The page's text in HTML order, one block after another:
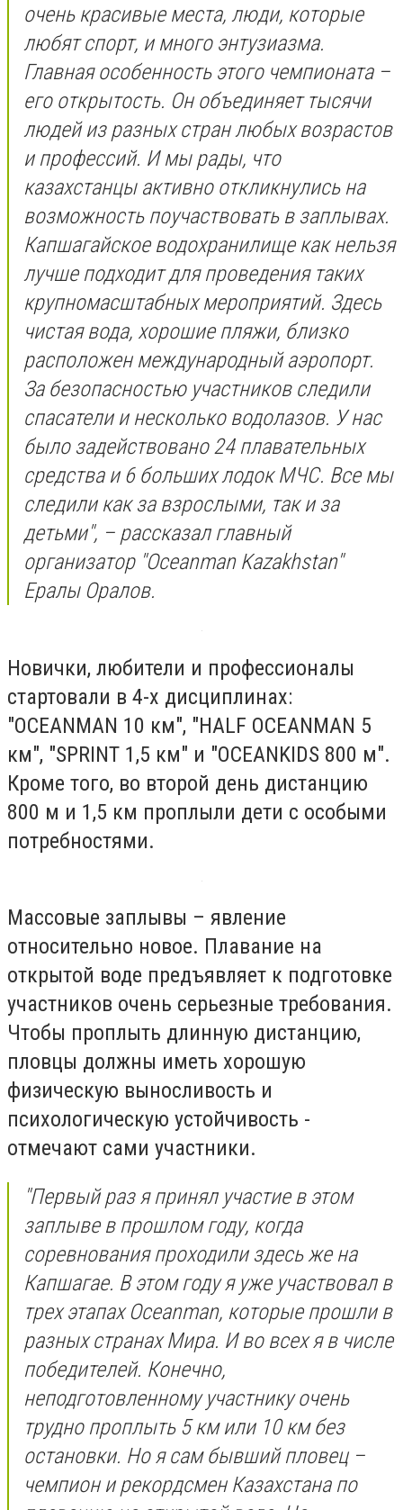
очень красивые места, люди, которые
любят спорт, и много энтузиазма.
Главная особенность этого чемпионата –
его открытость. Он объединяет тысячи
людей из разных стран любых возрастов
и профессий. И мы рады, что
казахстанцы активно откликнулись на
возможность поучаствовать в заплывах.
Капшагайское водохранилище как нельзя
лучше подходит для проведения таких
крупномасштабных мероприятий. Здесь
чистая вода, хорошие пляжи, близко
расположен международный аэропорт.
За безопасностью участников следили
спасатели и несколько водолазов. У нас
было задействовано 24 плавательных
средства и 6 больших лодок МЧС. Все мы
следили как за взрослыми, так и за
детьми", – рассказал главный
организатор "Oceanman Kazakhstan"
Ералы Оралов.
Новички, любители и профессионалы
стартовали в 4-х дисциплинах:
"OCEANMAN 10 км", "HALF OCEANMAN 5
км", "SPRINT 1,5 км" и "OCEANKIDS 800 м".
Кроме того, во второй день дистанцию
800 м и 1,5 км проплыли дети с особыми
потребностями.
Массовые заплывы – явление
относительно новое. Плавание на
открытой воде предъявляет к подготовке
участников очень серьезные требования.
Чтобы проплыть длинную дистанцию,
пловцы должны иметь хорошую
физическую выносливость и
психологическую устойчивость -
отмечают сами участники.
"Первый раз я принял участие в этом
заплыве в прошлом году, когда
соревнования проходили здесь же на
Капшагае. В этом году я уже участвовал в
трех этапах Oceanman, которые прошли в
разных странах Мира. И во всех я в числе
победителей. Конечно,
неподготовленному участнику очень
трудно проплыть 5 км или 10 км без
остановки. Но я сам бывший пловец –
чемпион и рекордсмен Казахстана по